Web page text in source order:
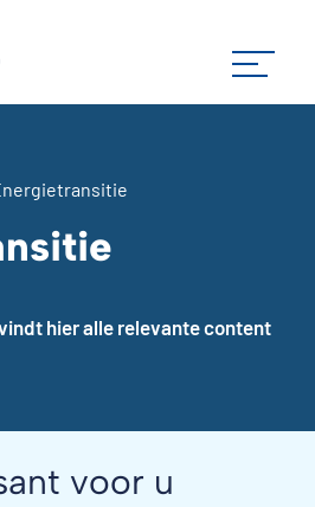
hier alle relevante content
voor u